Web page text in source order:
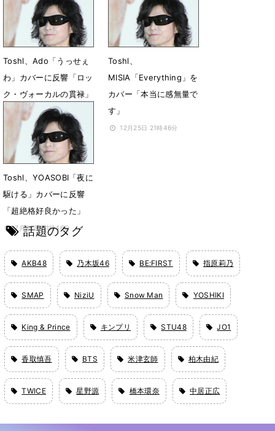
8月20日 21時16分
Toshl、Ado「うっせぇ
わ」カバーに反響「ロッ
ク・ヴォーカルの貫禄」
3月19日 22時10分
Toshl、
MISIA「Everything」を
カバー「本当に感無量で
す」
12月25日 21時46分
Toshl、YOASOBI「夜に
駆ける」カバーに反響
「超絶格好良かった」
7月24日 21時46分
話題のタグ
AKB48 乃木坂46 BE:FIRST 指原莉乃
SMAP NiziU Snow Man YOSHIKI
King & Prince キンプリ STU48 JO1
香取慎吾 BTS 米津玄師 柏木由紀
TWICE 星野源 橋本環奈 中居正広